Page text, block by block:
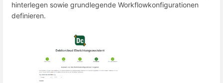
hinterlegen sowie grundlegende Workflowkonfigurationen
definieren.